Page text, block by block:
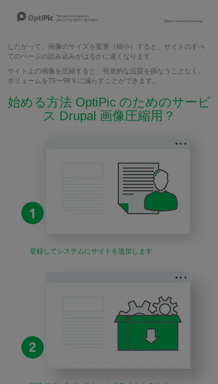
したがって、画像のサイズを変更（縮小）すると、サイトのすべ
てのページの読み込みがはるかに速くなります。
サイト上の画像を圧縮すると、視覚的な品質を損なうことなく、
ボリュームを75〜98％に減らすことができます。
始める方法 OptiPic のためのサービ
ス Drupal 画像圧縮用？
1
登録してシステムにサイトを追加します
2